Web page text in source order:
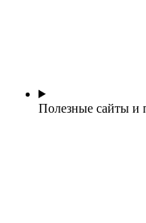
Полезные сайты и